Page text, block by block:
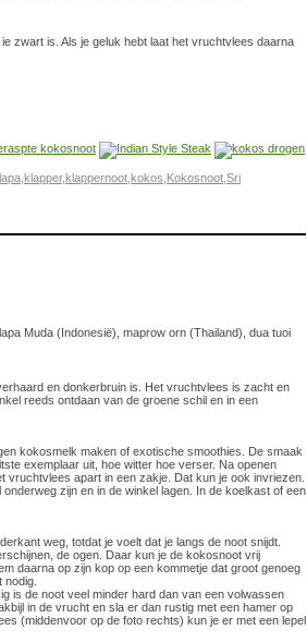
zwart is. Als je geluk hebt laat het vruchtvlees daarna
klapper, klappernoot kokos Kokosnoot Sri
Muda (Indonesië), maprow orn (Thailand), dua tuoi
en donkerbruin is. Het vruchtvlees is zacht en
reeds ontdaan van de groene schil en in een
kokosmelk maken of exotische smoothies. De smaak
exemplaar uit, hoe witter hoe verser. Na openen
vruchtvlees apart in een zakje. Dat kun je ook invriezen.
zijn en in de winkel lagen. In de koelkast of een
weg, totdat je voelt dat je langs de noot snijdt.
de ogen. Daar kun je de kokosnoot vrij
daarna op zijn kop op een kommetje dat groot genoeg
is de noot veel minder hard dan van een volwassen
in de vrucht en sla er dan rustig met een hamer op
(middenvoor op de foto rechts) kun je er met een lepel